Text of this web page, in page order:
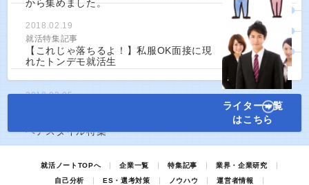
から集めました。
2018.02.19
就活特集記事
【これじゃ落ちるよ！】私服OK面接に現
れたトンデモ就活生
2018.03.05
ヘアスタイル特集
ライター一覧
はこちら
就活ノートTOPへ 企業一覧 特集記事
業界・企業研究
自己分析
ES・選考対策 ノウハウ
運営者情報